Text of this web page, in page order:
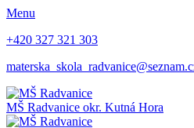
Menu
+420 327 321 303
MŠ Radvanice okr. Kutná Hora